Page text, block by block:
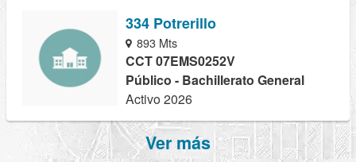
334 Potrerillo
893 Mts
CCT 07EMS0252V
Público - Bachillerato General
Activo 2026
Ver más